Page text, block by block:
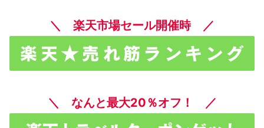
＼ 楽天市場セール開催時 ／
＼ なんと最大20％オフ！ ／